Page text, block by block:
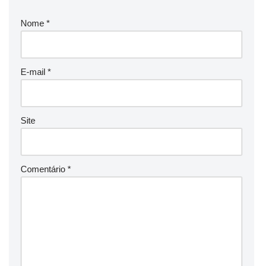
Nome *
E-mail *
Site
Comentário *